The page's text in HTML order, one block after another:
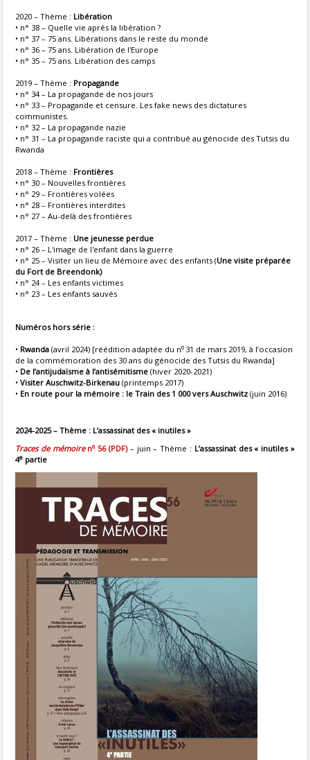
2020 – Thème : Libération
• n° 38 – Quelle vie après la libération ?
• n° 37 – 75 ans. Libérations dans le reste du monde
• n° 36 – 75 ans. Libération de l'Europe
• n° 35 – 75 ans. Libération des camps
2019 – Thème : Propagande
• n° 34 – La propagande de nos jours
• n° 33 – Propagande et censure. Les fake news des dictatures
communistes.
• n° 32 – La propagande nazie
• n° 31 – La propagande raciste qui a contribué au génocide des Tutsis du
Rwanda
2018 – Thème : Frontières
• n° 30 – Nouvelles frontières
• n° 29 – Frontières volées
• n° 28 – Frontières interdites
• n° 27 – Au-delà des frontières
2017 – Thème : Une jeunesse perdue
• n° 26 – L'image de l'enfant dans la guerre
• n° 25 – Visiter un lieu de Mémoire avec des enfants (Une visite préparée
du Fort de Breendonk)
• n° 24 – Les enfants victimes
• n° 23 – Les enfants sauvés
Numéros hors série :
• Rwanda (avril 2024) [réédition adaptée du no 31 de mars 2019, à l’occasion
de la commémoration des 30 ans du génocide des Tutsis du Rwanda]
• De l’antijudaïsme à l’antisémitisme (hiver 2020-2021)
• Visiter Auschwitz-Birkenau (printemps 2017)
• En route pour la mémoire : le Train des 1 000 vers Auschwitz (juin 2016)
2024-2025 – Thème : L’assassinat des « inutiles »
Traces de mémoireno56 (PDF)– juin – Thème : L’assassinat des « inutiles »
4e partie